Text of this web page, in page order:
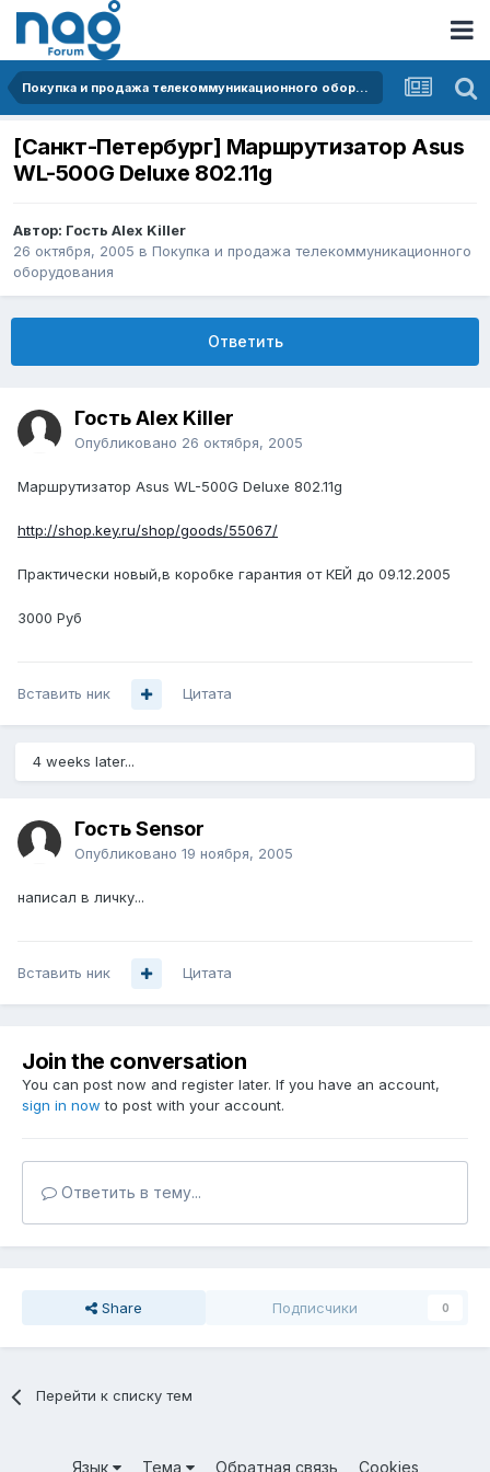
Покупка и продажа телекоммуникационного оборудования
[Санкт-Петербург] Маршрутизатор Asus
WL-500G Deluxe 802.11g
Автор: Гость Alex Killer
26 октября, 2005 в Покупка и продажа телекоммуникационного
оборудования
Ответить
Гость Alex Killer
Опубликовано 26 октября, 2005
Маршрутизатор Asus WL-500G Deluxe 802.11g
http://shop.key.ru/shop/goods/55067/
Практически новый,в коробке гарантия от КЕЙ до 09.12.2005
3000 Руб
Вставить ник Цитата
4 weeks later...
Гость Sensor
Опубликовано 19 ноября, 2005
написал в личку...
Вставить ник Цитата
Join the conversation
You can post now and register later. If you have an account,
sign in now to post with your account.
Ответить в тему...
Share Подписчики 0
Перейти к списку тем
Язык Тема Обратная связь Cookies